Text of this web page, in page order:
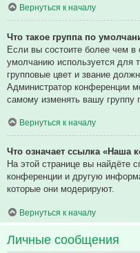
Вернуться к началу
Что такое группа по
Если вы состоите более чем в
умолчанию используется для
групповые цвет и звание
Администратор конференции
самому изменять вашу группу
Вернуться к началу
Что означает ссылка «Наша
На этой странице вы найдёте
конференции и другую
которые они модерируют.
Вернуться к началу
Личные сообщения